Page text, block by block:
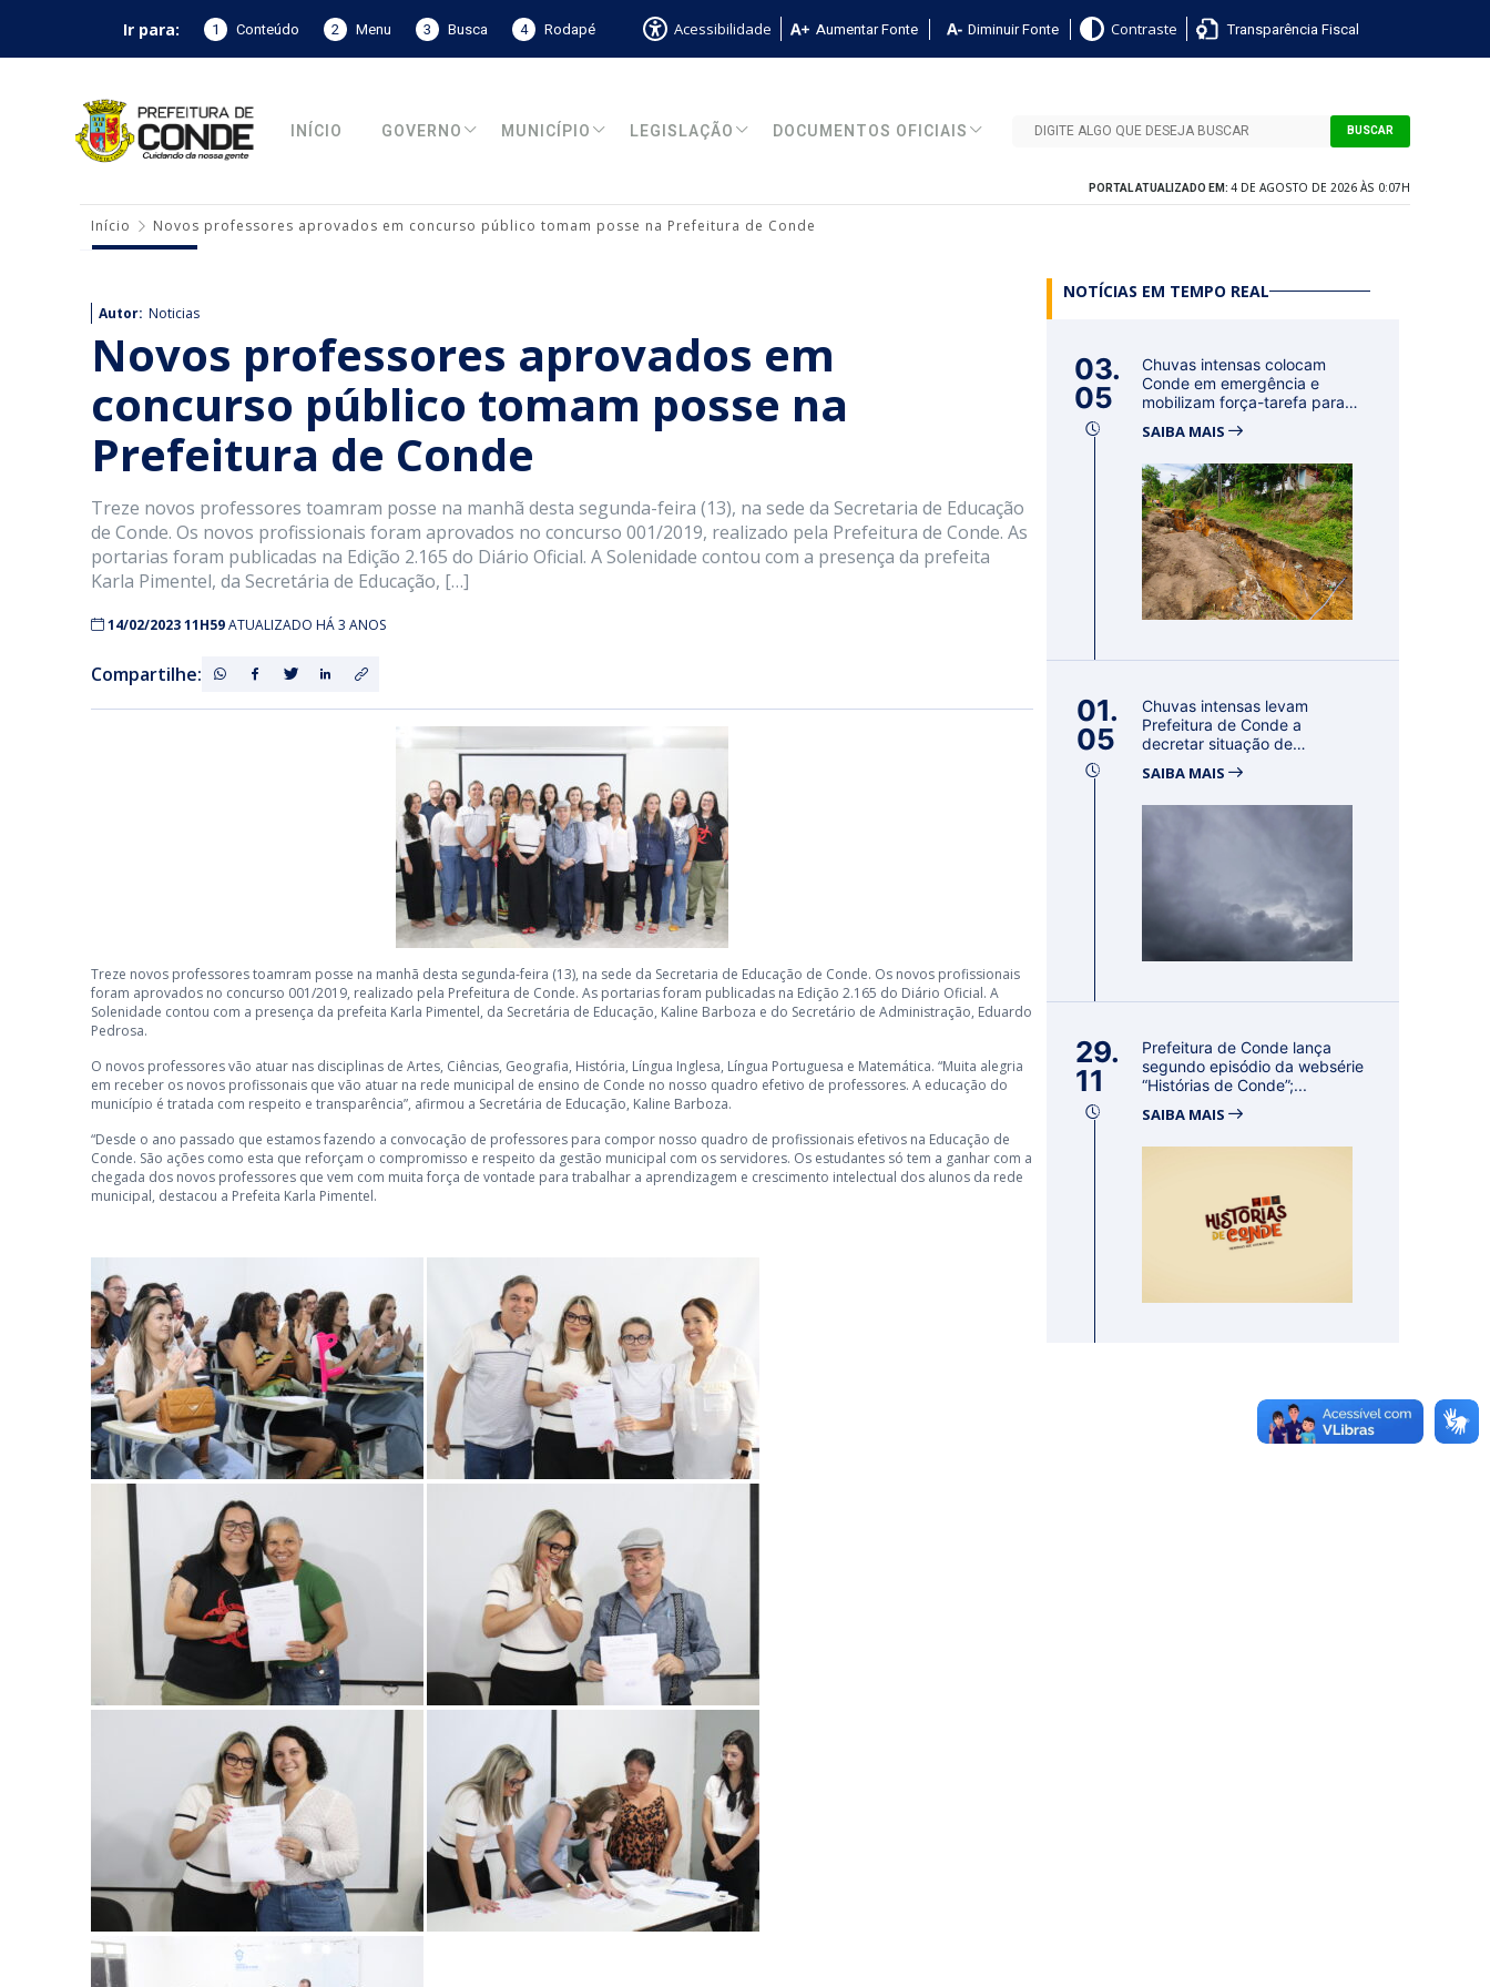
Ir para: 1 Conteúdo 2 Menu 3 Busca 4 Rodapé Acessibilidade Aumentar Fonte Diminuir Fonte Contraste Transparência Fiscal
INÍCIO GOVERNO MUNICÍPIO LEGISLAÇÃO DOCUMENTOS OFICIAIS BUSCAR
PORTAL ATUALIZADO EM: 4 DE AGOSTO DE 2026 ÀS 0:07H
Início Novos professores aprovados em concurso público tomam posse na Prefeitura de Conde
Autor: Noticias
Novos professores aprovados em
concurso público tomam posse na
Prefeitura de Conde
Treze novos professores toamram posse na manhã desta segunda-feira (13), na sede da Secretaria de Educação
de Conde. Os novos profissionais foram aprovados no concurso 001/2019, realizado pela Prefeitura de Conde. As
portarias foram publicadas na Edição 2.165 do Diário Oficial. A Solenidade contou com a presença da prefeita
Karla Pimentel, da Secretária de Educação, […]
14/02/2023 11H59ATUALIZADO HÁ 3 ANOS
Compartilhe:
Treze novos professores toamram posse na manhã desta segunda-feira (13), na sede da Secretaria de Educação de Conde. Os novos profissionais
foram aprovados no concurso 001/2019, realizado pela Prefeitura de Conde. As portarias foram publicadas na Edição 2.165 do Diário Oficial. A
Solenidade contou com a presença da prefeita Karla Pimentel, da Secretária de Educação, Kaline Barboza e do Secretário de Administração, Eduardo
Pedrosa.
O novos professores vão atuar nas disciplinas de Artes, Ciências, Geografia, História, Língua Inglesa, Língua Portuguesa e Matemática. “Muita alegria
em receber os novos profissonais que vão atuar na rede municipal de ensino de Conde no nosso quadro efetivo de professores. A educação do
município é tratada com respeito e transparência”, afirmou a Secretária de Educação, Kaline Barboza.
“Desde o ano passado que estamos fazendo a convocação de professores para compor nosso quadro de profissionais efetivos na Educação de
Conde. São ações como esta que reforçam o compromisso e respeito da gestão municipal com os servidores. Os estudantes só tem a ganhar com a
chegada dos novos professores que vem com muita força de vontade para trabalhar a aprendizagem e crescimento intelectual dos alunos da rede
municipal, destacou a Prefeita Karla Pimentel.
NOTÍCIAS EM TEMPO REAL
03.
05
Chuvas intensas colocam
Conde em emergência e
mobilizam força-tarefa para
SAIBA MAIS
01.
05
Chuvas intensas levam
Prefeitura de Conde a
decretar situação de
SAIBA MAIS
29.
11
Prefeitura de Conde lança
segundo episódio da websérie
“Histórias de Conde”;...
SAIBA MAIS